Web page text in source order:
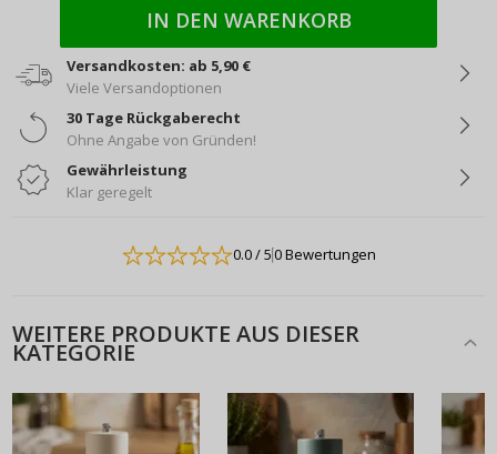
IN DEN WARENKORB
Versandkosten: ab 5,90 €
Viele Versandoptionen
30 Tage Rückgaberecht
Ohne Angabe von Gründen!
Gewährleistung
Klar geregelt
0.0/ 50 Bewertungen
WEITERE PRODUKTE AUS DIESER
KATEGORIE